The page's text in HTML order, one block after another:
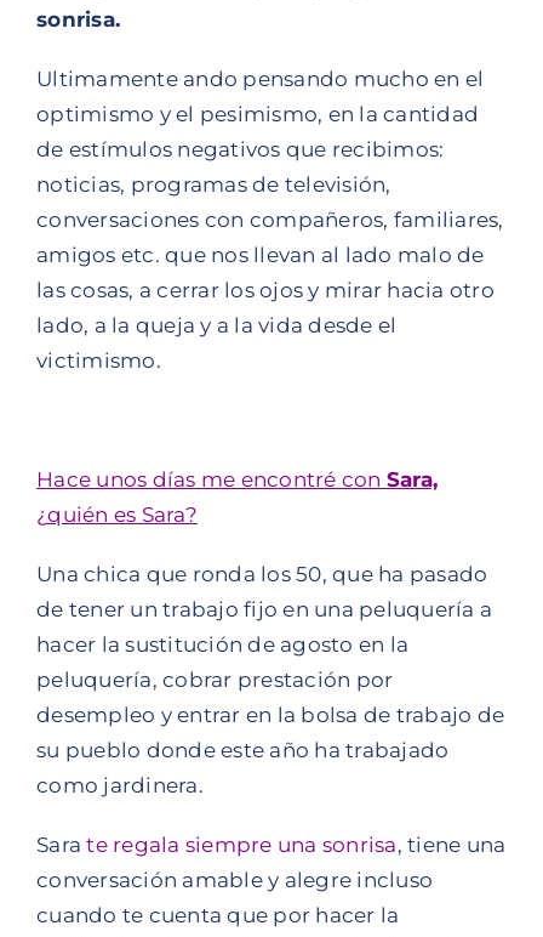
sonrisa.
Ultimamente ando pensando mucho en el
optimismo y el pesimismo, en la cantidad
de estímulos negativos que recibimos:
noticias, programas de televisión,
conversaciones con compañeros, familiares,
amigos etc. que nos llevan al lado malo de
las cosas, a cerrar los ojos y mirar hacia otro
lado, a la queja y a la vida desde el
victimismo.
Hace unos días me encontré con Sara,
¿quién es Sara?
Una chica que ronda los 50, que ha pasado
de tener un trabajo fijo en una peluquería a
hacer la sustitución de agosto en la
peluquería, cobrar prestación por
desempleo y entrar en la bolsa de trabajo de
su pueblo donde este año ha trabajado
como jardinera.
Sarate regala siempre una sonrisa, tiene una
conversación amable y alegre incluso
cuando te cuenta que por hacer la